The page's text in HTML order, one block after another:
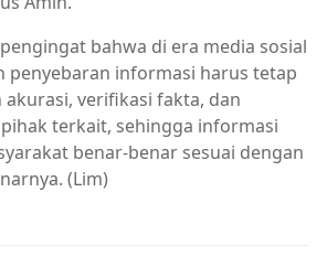
bahwa di era media sosial
penyebaran informasi harus tetap
verifikasi fakta, dan
terkait, sehingga informasi
benar-benar sesuai dengan
(Lim)